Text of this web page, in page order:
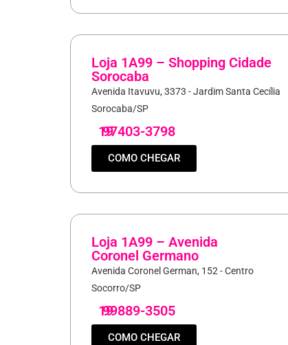
Loja 1A99 – Shopping Cidade
Sorocaba
Avenida Itavuvu, 3373 - Jardim Santa Cecília
Sorocaba/SP
19
97403-3798
COMO CHEGAR
Loja 1A99 – Avenida
Coronel Germano
Avenida Coronel German, 152 - Centro
Socorro/SP
19
99889-3505
COMO CHEGAR